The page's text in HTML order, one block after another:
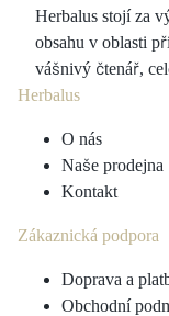
Herbalus stojí za
obsahu v oblasti
vášnivý čtenář,
Herbalus
O nás
Naše prodejna
Kontakt
Zákaznická podpora
Doprava a
Obchodní